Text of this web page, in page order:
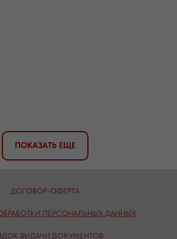
ПОКАЗАТЬ ЕЩЕ
ДОГОВОР-ОФЕРТА
ПЕРСОНАЛЬНЫХ ДАННЫХ
ВЫДАЧИ ДОКУМЕНТОВ